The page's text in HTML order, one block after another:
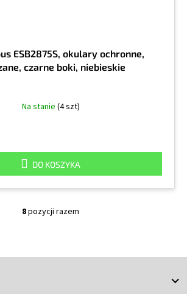
ESB2875S, okulary ochronne,
czarne boki, niebieskie
Na stanie (4 szt)
DO KOSZYKA
K
8pozycji razem